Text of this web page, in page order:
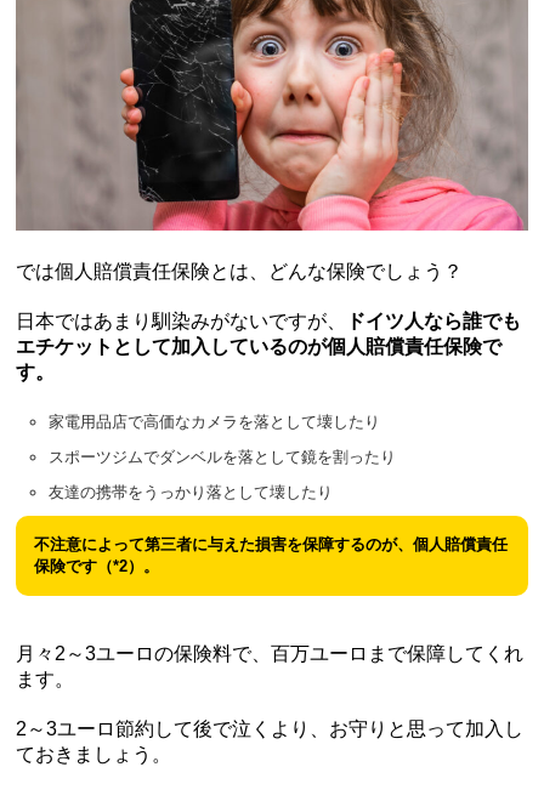
では個人賠償責任保険とは、どんな保険でしょう？
日本ではあまり馴染みがないですが、
ドイツ人なら誰でも
エチケットとして加入しているのが個人賠償責任保険で
す。
家電用品店で高価なカメラを落として壊したり
スポーツジムでダンベルを落として鏡を割ったり
友達の携帯をうっかり落として壊したり
不注意によって第三者に与えた損害を保障するのが、個人賠償責任
保険です（*2）。
月々2～3ユーロの保険料で、百万ユーロまで保障してくれ
ます。
2～3ユーロ節約して後で泣くより、お守りと思って加入し
ておきましょう。